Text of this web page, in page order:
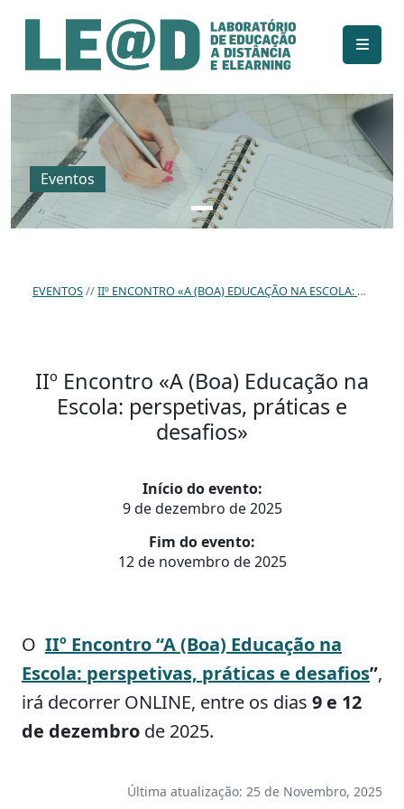
Ir para o conteúdo principal
Informações de acessibilidade
Mapa do site
Eventos
EVENTOS IIº ENCONTRO «A (BOA) EDUCAÇÃO NA ESCOLA: PERSPETIVAS, PRÁTICAS E DESAFIOS»
IIº Encontro «A (Boa) Educação na
Escola: perspetivas, práticas e
desafios»
Início do evento:
9 de dezembro de 2025
Fim do evento:
12 de novembro de 2025
O IIº Encontro “A (Boa) Educação na
Escola: perspetivas, práticas e desafios”,
irá decorrer ONLINE, entre os dias 9 e 12
de dezembro de 2025.
Última atualização: 25 de Novembro, 2025